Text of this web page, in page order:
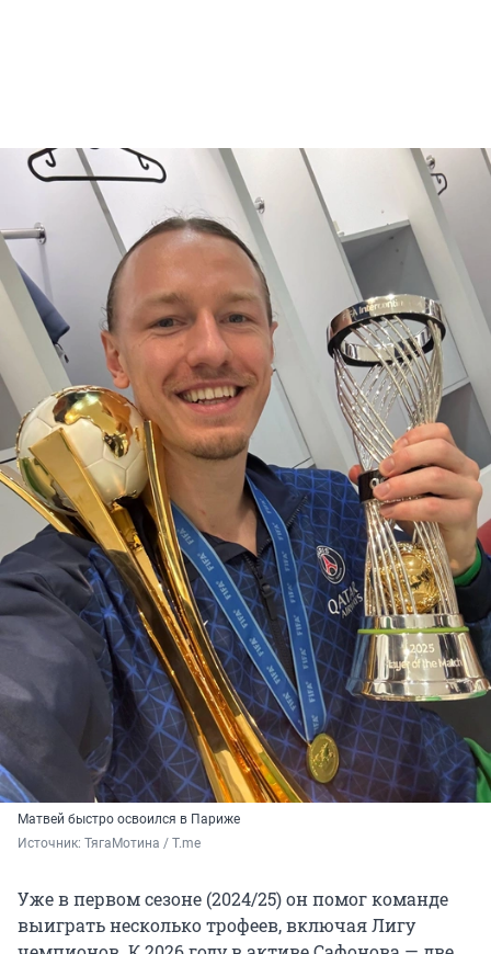
Матвей быстро освоился в Париже
Источник: ТягаМотина / T.me
Уже в первом сезоне (2024/25) он помог команде
выиграть несколько трофеев, включая Лигу